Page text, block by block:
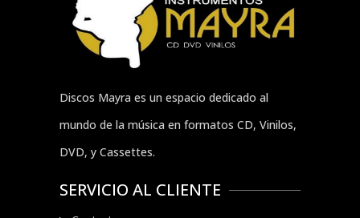
Discos Mayra es un espacio dedicado al
mundo de la música en formatos CD, Vinilos,
DVD, y Cassettes.
SERVICIO AL CLIENTE